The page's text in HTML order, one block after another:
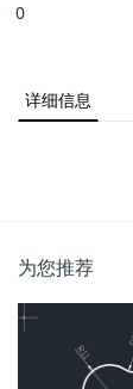
0
详细信息
为您推荐